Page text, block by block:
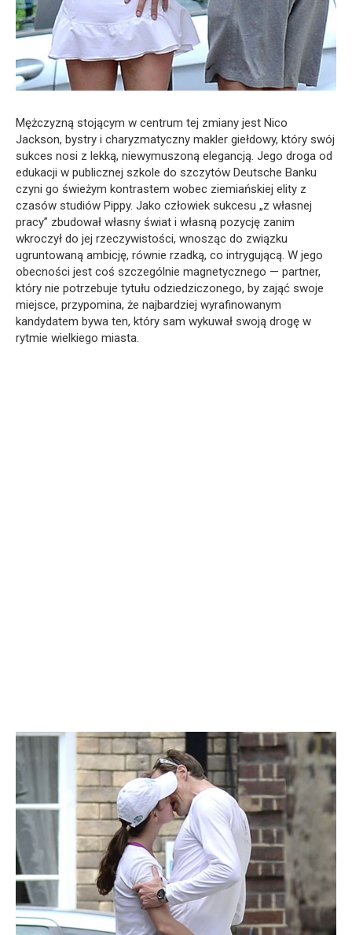
Mężczyzną stojącym w centrum tej zmiany jest Nico
Jackson, bystry i charyzmatyczny makler giełdowy, który swój
sukces nosi z lekką, niewymuszoną elegancją. Jego droga od
edukacji w publicznej szkole do szczytów Deutsche Banku
czyni go świeżym kontrastem wobec ziemiańskiej elity z
czasów studiów Pippy. Jako człowiek sukcesu „z własnej
pracy” zbudował własny świat i własną pozycję zanim
wkroczył do jej rzeczywistości, wnosząc do związku
ugruntowaną ambicję, równie rzadką, co intrygującą. W jego
obecności jest coś szczególnie magnetycznego — partner,
który nie potrzebuje tytułu odziedziczonego, by zająć swoje
miejsce, przypomina, że najbardziej wyrafinowanym
kandydatem bywa ten, który sam wykuwał swoją drogę w
rytmie wielkiego miasta.